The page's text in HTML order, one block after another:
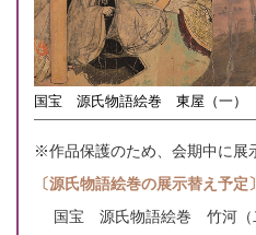
国宝 源氏物語絵巻 東屋（一）
※作品保護のため、会期中に展
〔源氏物語絵巻の展示替え予定〕
国宝 源氏物語絵巻 竹河（